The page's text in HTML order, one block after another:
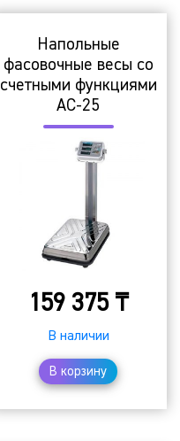
Напольные
фасовочные весы со
счетными функциями
АC-25
159 375 ₸
В наличии
В корзину